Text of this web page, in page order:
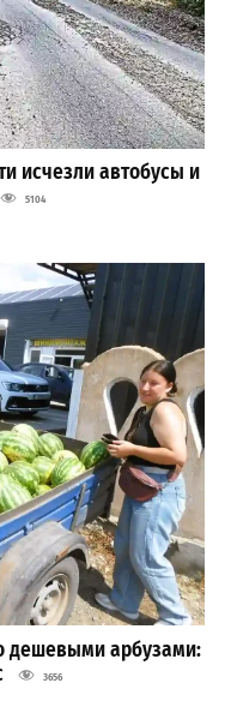
исчезли автобусы и
5104
дешевыми арбузами:
3656